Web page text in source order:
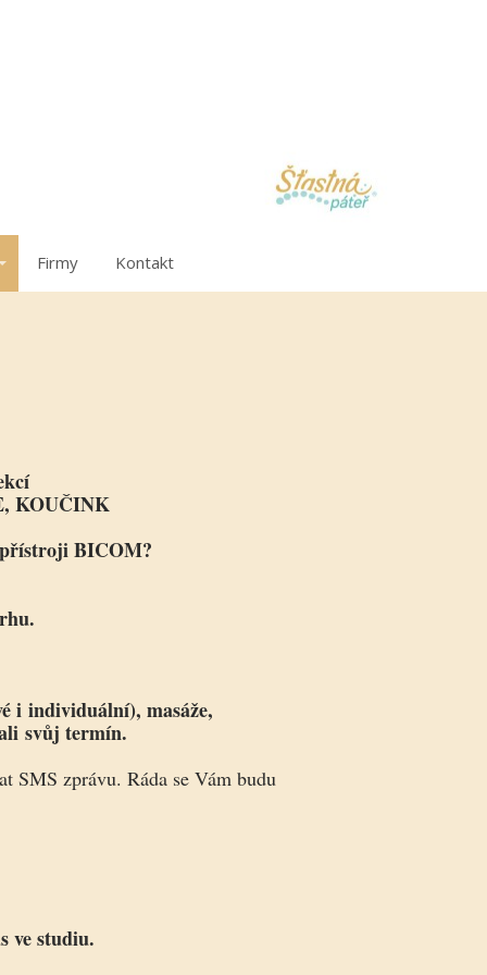
Firmy Kontakt
KOUČINK
BICOM?
i individuální), masáže,
svůj termín.
SMS zprávu. Ráda se Vám budu
ve studiu.